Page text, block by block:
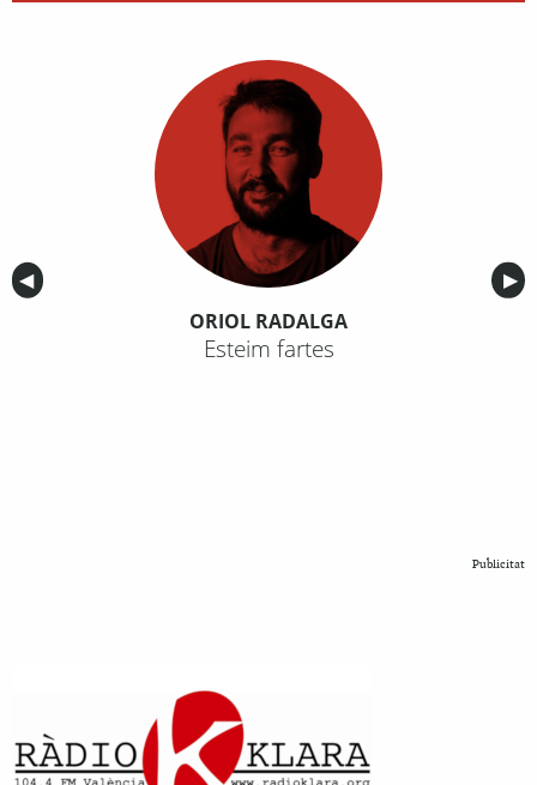
Anterior
◀︎ ▶︎
ORIOL RADALGA
Esteim fartes
Publicitat